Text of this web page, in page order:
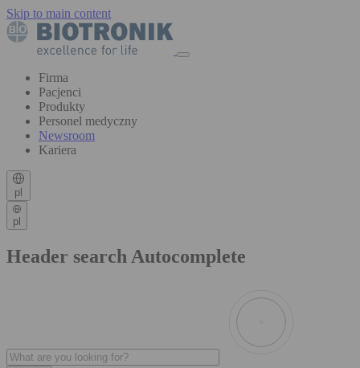
Skip to main content
Firma
Pacjenci
Produkty
Personel medyczny
Newsroom
Kariera
pl
pl
Header search Autocomplete